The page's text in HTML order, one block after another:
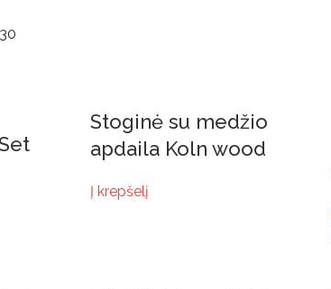
Stoginė su medžio
apdaila Koln wood
Į krepšelį